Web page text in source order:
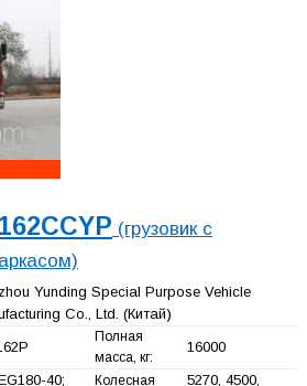
(грузовик с
Yunding Special Purpose Vehicle
Co., Ltd. (Китай)
Полная
масса, кг:
16000
40;
Колесная
5270, 4500,